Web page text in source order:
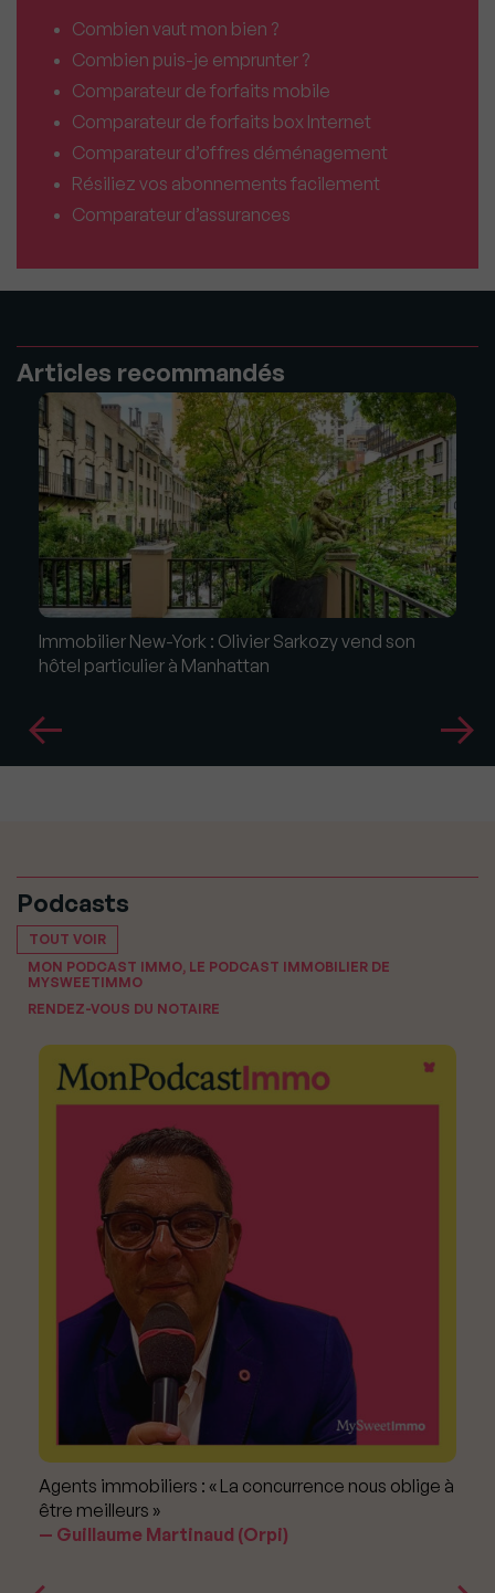
Combien vaut mon bien ?
Combien puis-je emprunter ?
Comparateur de forfaits mobile
Comparateur de forfaits box Internet
Comparateur d’offres déménagement
Résiliez vos abonnements facilement
Comparateur d’assurances
Articles recommandés
Immobilier New-York : Olivier Sarkozy vend son
hôtel particulier à Manhattan
Podcasts
TOUT VOIR
MON PODCAST IMMO, LE PODCAST IMMOBILIER DE
MYSWEETIMMO
RENDEZ-VOUS DU NOTAIRE
Agents immobiliers : « La concurrence nous oblige à
être meilleurs »
Guillaume Martinaud (Orpi)